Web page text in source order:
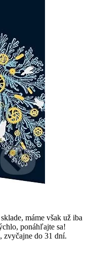
máme však už iba
ponáhľajte sa!
zvyčajne do 31 dní.